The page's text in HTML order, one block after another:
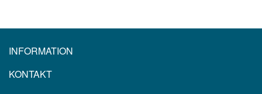
INFORMATION
KONTAKT